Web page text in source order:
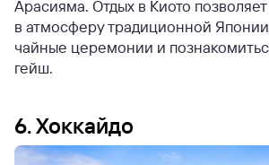
Арасияма. Отдых в Киото позволяет
в атмосферу традиционной
чайные церемонии и
гейш.
6. Хоккайдо